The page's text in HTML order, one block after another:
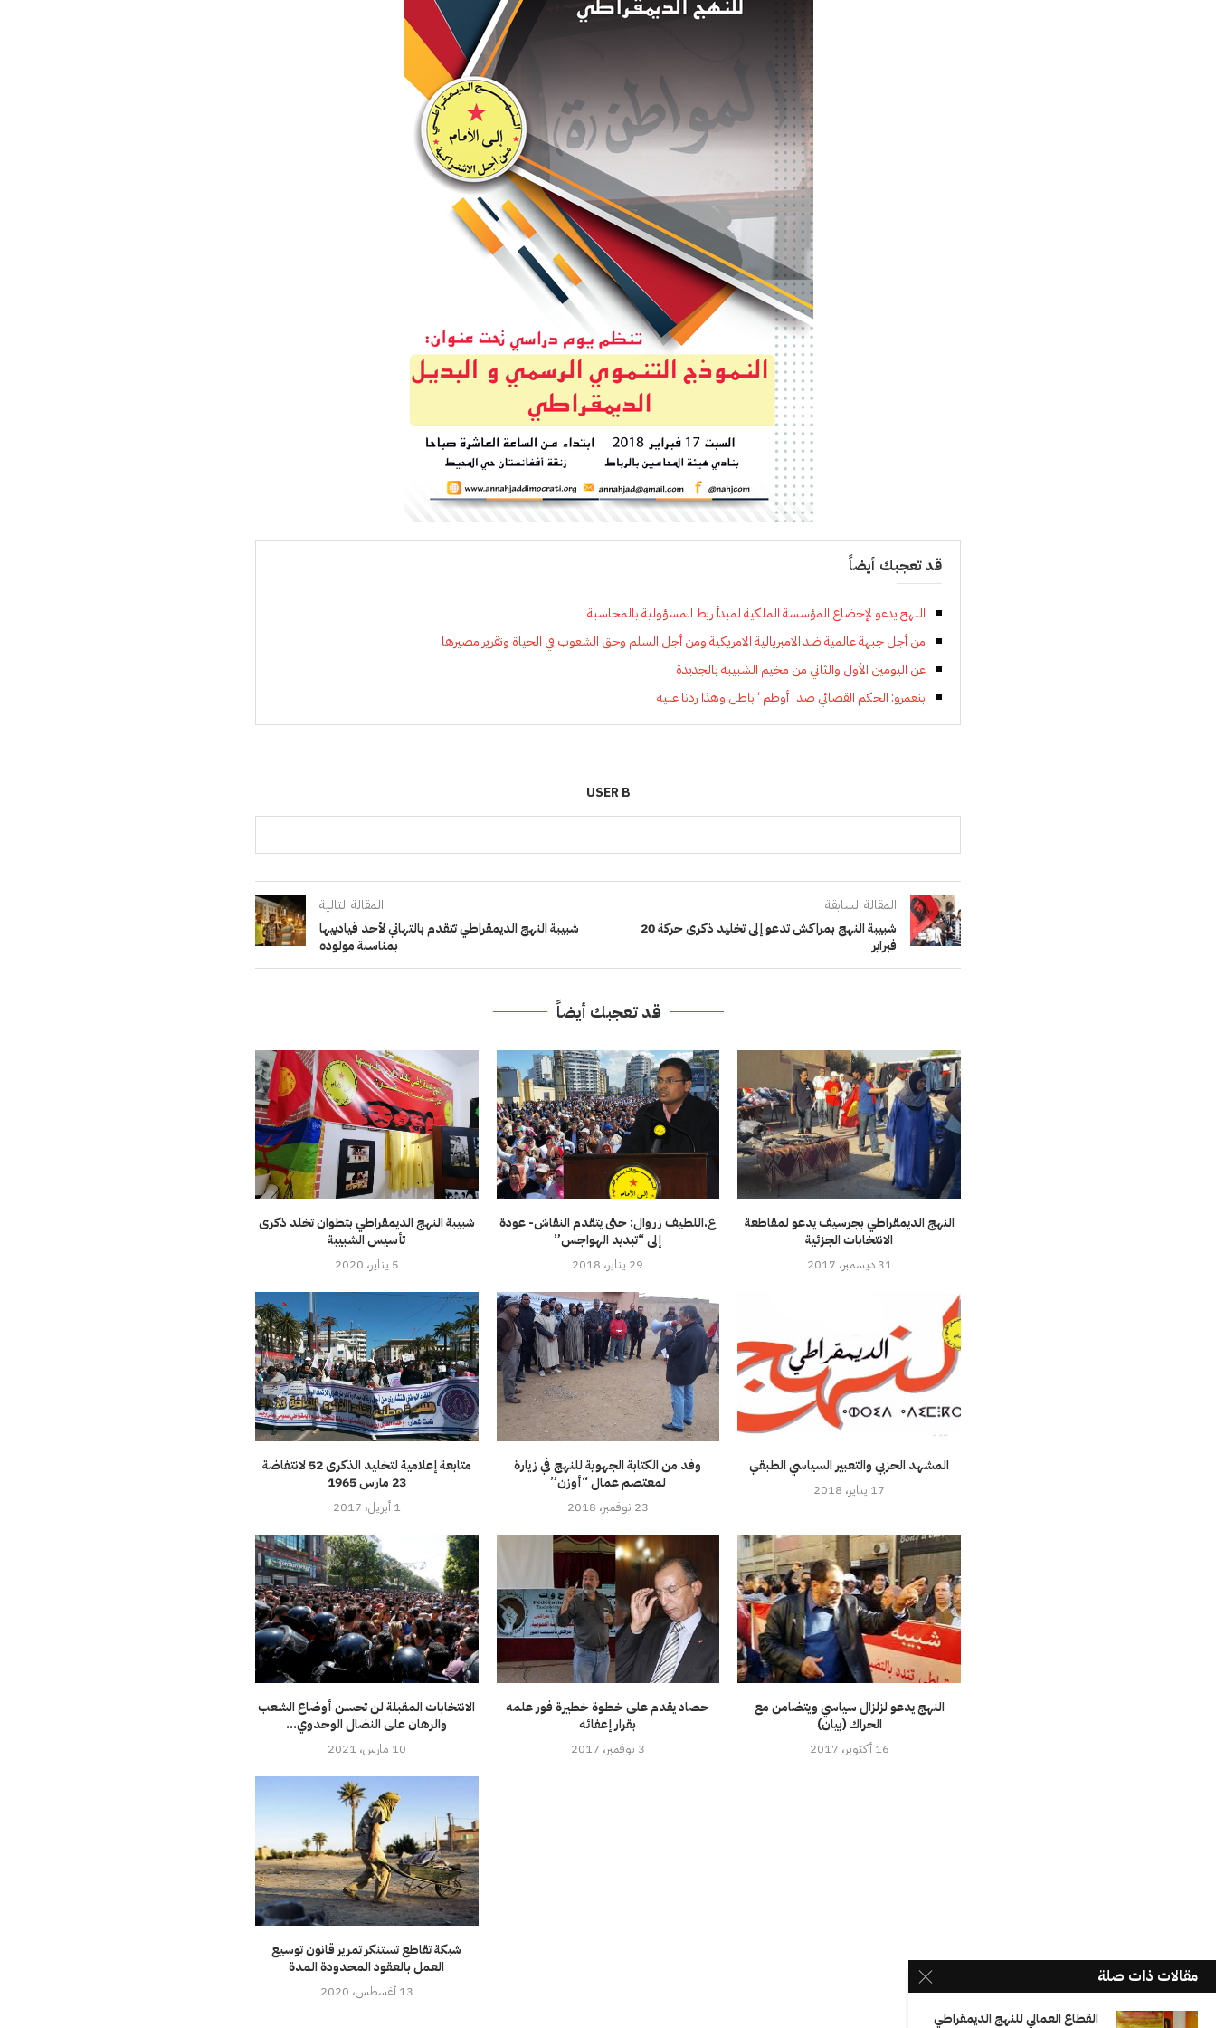
قد تعجبك أيضاً
النهج يدعو لإخضاع المؤسسة الملكية لمبدأ ربط المسؤولية بالمحاسبة
من أجل جبهة عالمية ضد الامبريالية الامريكية ومن أجل السلم وحق الشعوب في الحياة وتقرير مصيرها
عن اليومين الأول والثاني من مخيم الشبيبة بالجديدة
بنعمرو: الحكم القضائي ضد ‘ أوطم ‘ باطل وهذا ردنا عليه
USER B
المقالة السابقة
شبيبة النهج بمراكش تدعو إلى تخليد ذكرى حركة 20
فبراير
المقالة التالية
شبيبة النهج الديمقراطي تتقدم بالتهاني لأحد قيادييها
بمناسبة مولوده
قد تعجبك أيضاً
شبيبة النهج الديمقراطي بتطوان تخلد ذكرى
تأسيس الشبيبة
5 يناير، 2020
ع.اللطيف زروال: حتى يتقدم النقاش- عودة
إلى “تبديد الهواجس”
29 يناير، 2018
النهج الديمقراطي بجرسيف يدعو لمقاطعة
الانتخابات الجزئية
31 ديسمبر، 2017
متابعة إعلامية لتخليد الذكرى 52 لانتفاضة
23 مارس 1965
1 أبريل، 2017
وفد من الكتابة الجهوية للنهج في زيارة
لمعتصم عمال “أوزن”
23 نوفمبر، 2018
المشهد الحزبي والتعبير السياسي الطبقي
17 يناير، 2018
الانتخابات المقبلة لن تحسن أوضاع الشعب
والرهان على النضال الوحدوي...
10 مارس، 2021
حصاد يقدم على خطوة خطيرة فور علمه
بقرار إعفائه
3 نوفمبر، 2017
النهج يدعو لزلزال سياسي ويتضامن مع
الحراك (بيان)
16 أكتوبر، 2017
شبكة تقاطع تستنكر تمرير قانون توسيع
العمل بالعقود المحدودة المدة
13 أغسطس، 2020
مقالات ذات صلة
القطاع العمالي للنهج الديمقراطي